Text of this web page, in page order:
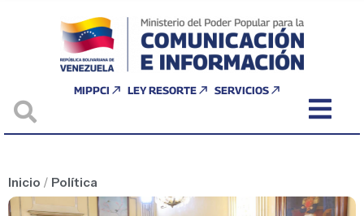
MIPPCI LEY RESORTE SERVICIOS
Inicio / Política